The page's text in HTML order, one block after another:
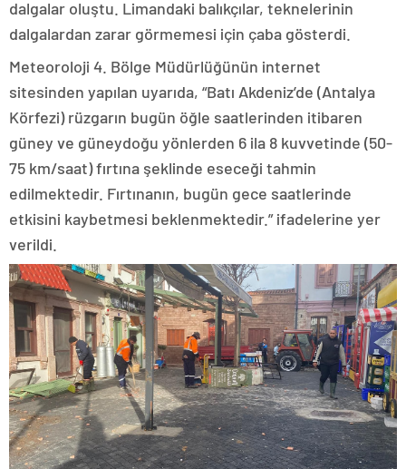
dalgalar oluştu. Limandaki balıkçılar, teknelerinin
dalgalardan zarar görmemesi için çaba gösterdi.
Meteoroloji 4. Bölge Müdürlüğünün internet
sitesinden yapılan uyarıda, “Batı Akdeniz’de (Antalya
Körfezi) rüzgarın bugün öğle saatlerinden itibaren
güney ve güneydoğu yönlerden 6 ila 8 kuvvetinde (50-
75 km/saat) fırtına şeklinde eseceği tahmin
edilmektedir. Fırtınanın, bugün gece saatlerinde
etkisini kaybetmesi beklenmektedir.” ifadelerine yer
verildi.